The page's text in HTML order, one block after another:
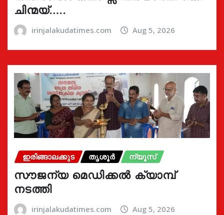
ചിന്മയ്…..
irinjalakudatimes.com Aug 5, 2026
ഇരിങ്ങാലക്കുട തൃശൂർ ന്യൂസ്
സൗജന്യ മെഡിക്കൽ ക്യാമ്പ്
നടത്തി
irinjalakudatimes.com Aug 5, 2026